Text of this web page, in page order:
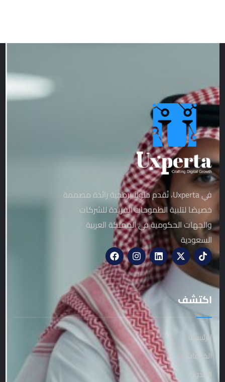
في Uxperta، نُقدم حلولاً برمجية رائدة مصممة
خصيصًا لتلبية الطموحات الفريدة للشركات
والجهات الحكومية في المملكة العربية
السعودية
اكتشف
الرئيسية
الخدمات
المدونة